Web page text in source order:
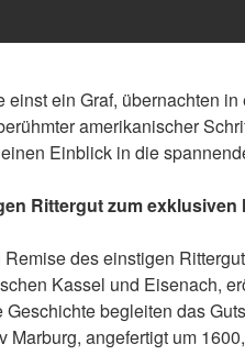
einst ein Graf, übernachten
amerikanischer
Einblick in die
Rittergut zum
Remise des einstigen
Kassel und Eisenach,
Geschichte begleiten das
Marburg, angefertigt um